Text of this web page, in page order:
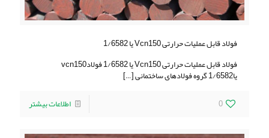
فولاد قابل عملیات حرارتی Vcn150 یا 1/6582
فولاد قابل عملیات حرارتی Vcn150 یا 1/6582 فولادvcn150
یا1/6582 گروه فولادهای ساختمانی
[…]
0
اطلاعات بیشتر